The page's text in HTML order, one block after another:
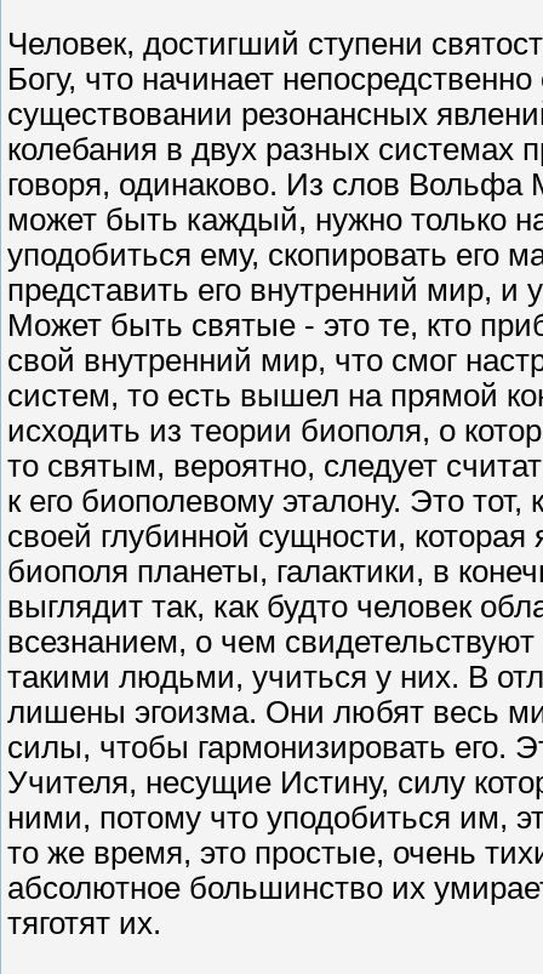
Человек, достигший ступени
Богу, что начинает
существовании резонансных
колебания в двух разных системах
говоря, одинаково. Из слов Вольфа
может быть каждый, нужно только
уподобиться ему, скопировать его
представить его внутренний мир, и
Может быть святые - это те, кто
свой внутренний мир, что смог
систем, то есть вышел на прямой
исходить из теории биополя, о
то святым, вероятно, следует
к его биополевому эталону. Это
своей глубинной сущности,
биополя планеты, галактики, в
выглядит так, как будто человек
всезнанием, о чем
такими людьми, учиться у них. В
лишены эгоизма. Они любят весь
силы, чтобы гармонизировать его.
Учителя, несущие Истину, силу
ними, потому что уподобиться им,
то же время, это простые, очень
абсолютное большинство их
тяготят их.